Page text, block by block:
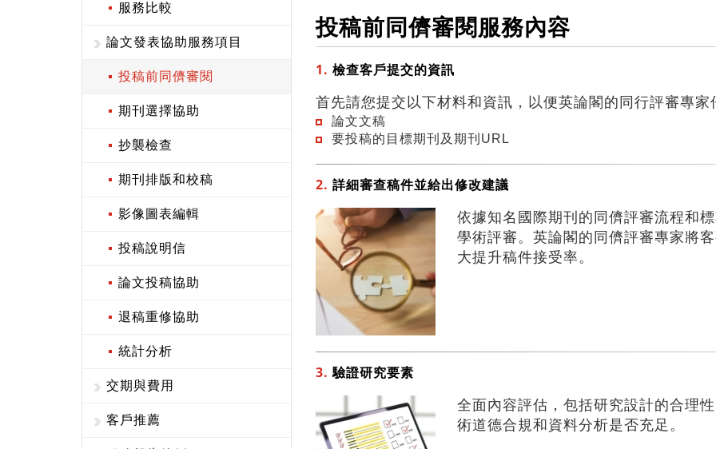
服務比較
論文發表協助服務項目
投稿前同儕審閱
期刊選擇協助
抄襲檢查
期刊排版和校稿
影像圖表編輯
投稿說明信
論文投稿協助
退稿重修協助
統計分析
交期與費用
客戶推薦
投稿前同儕審閱服務內容
1. 檢查客戶提交的資訊
首先請您提交以下材料和資訊，以便英論閣的同行評審專家
論文文稿
要投稿的目標期刊及期刊URL
2. 詳細審查稿件並給出修改建議
依據知名國際期刊的同儕評審流程和
學術評審。英論閣的同儕評審專家將
大提升稿件接受率。
3. 驗證研究要素
全面內容評估，包括研究設計的合理
術道德合規和資料分析是否充足。